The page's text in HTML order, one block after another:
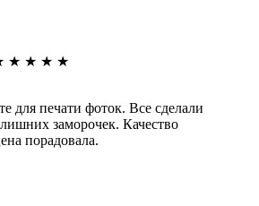
★ ★ ★ ★
для печати фоток. Все сделали
заморочек. Качество
порадовала.